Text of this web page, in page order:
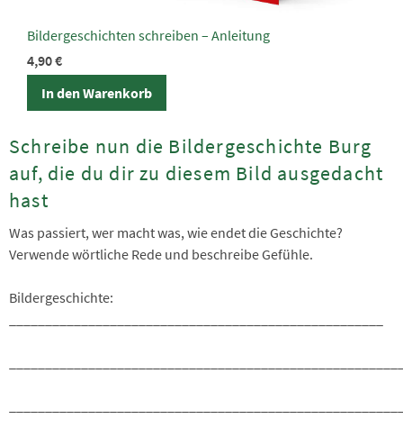
Bildergeschichten schreiben – Anleitung
4,90€
In den Warenkorb
Schreibe nun die Bildergeschichte Burg
auf, die du dir zu diesem Bild ausgedacht
hast
Was passiert, wer macht was, wie endet die Geschichte?
Verwende wörtliche Rede und beschreibe Gefühle.
Bildergeschichte: